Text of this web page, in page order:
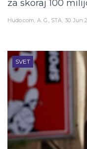
za skoraj 100
Hudo.com A. G., STA 30. Jun
SVET